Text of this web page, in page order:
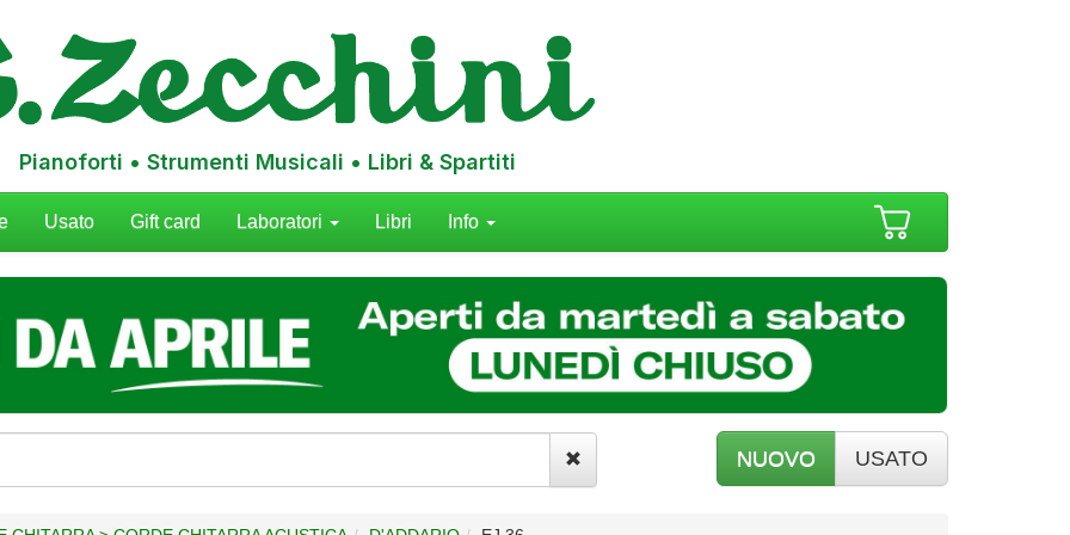
Pianoforti • Strumenti Musicali • Libri & Spartiti
Usato Gift card Laboratori Libri Info
NUOVO USATO